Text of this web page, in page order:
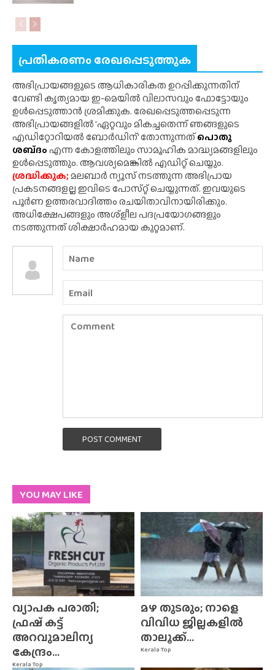
പ്രതികരണം രേഖപ്പെടുത്തുക
അഭിപ്രായങ്ങളുടെ ആധികാരികത ഉറപ്പിക്കുന്നതിന്
വേണ്ടി കൃത്യമായ ഇ-മെയിൽ വിലാസവും ഫോട്ടോയും
ഉൾപ്പെടുത്താൻ ശ്രമിക്കുക. രേഖപ്പെടുത്തപ്പെടുന്ന
അഭിപ്രായങ്ങളിൽ 'ഏറ്റവും മികച്ചതെന്ന് ഞങ്ങളുടെ
എഡിറ്റോറിയൽ ബോർഡിന്' തോന്നുന്നത്പൊതു
ശബ്‌ദംഎന്ന കോളത്തിലും സാമൂഹിക മാദ്ധ്യമങ്ങളിലും
ഉൾപ്പെടുത്തും. ആവശ്യമെങ്കിൽ എഡിറ്റ് ചെയ്യും.
ശ്രദ്ധിക്കുക;മലബാർ ന്യൂസ് നടത്തുന്ന അഭിപ്രായ
പ്രകടനങ്ങളല്ല ഇവിടെ പോസ്‌റ്റ് ചെയ്യുന്നത്. ഇവയുടെ
പൂർണ ഉത്തരവാദിത്തം രചയിതാവിനായിരിക്കും.
അധിക്ഷേപങ്ങളും അശ്‌ളീല പദപ്രയോഗങ്ങളും
നടത്തുന്നത് ശിക്ഷാർഹമായ കുറ്റമാണ്.
POST COMMENT
YOU MAY LIKE
Kerala Top
വ്യാപക പരാതി;
ഫ്രഷ് കട്ട്
അറവുമാലിന്യ
കേന്ദ്രം...
Kerala Top
മഴ തുടരും; നാളെ
വിവിധ ജില്ലകളിൽ
താലൂക്ക്...